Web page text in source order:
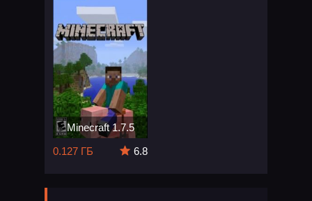
Minecraft 1.7.5
0.127 ГБ
6.8